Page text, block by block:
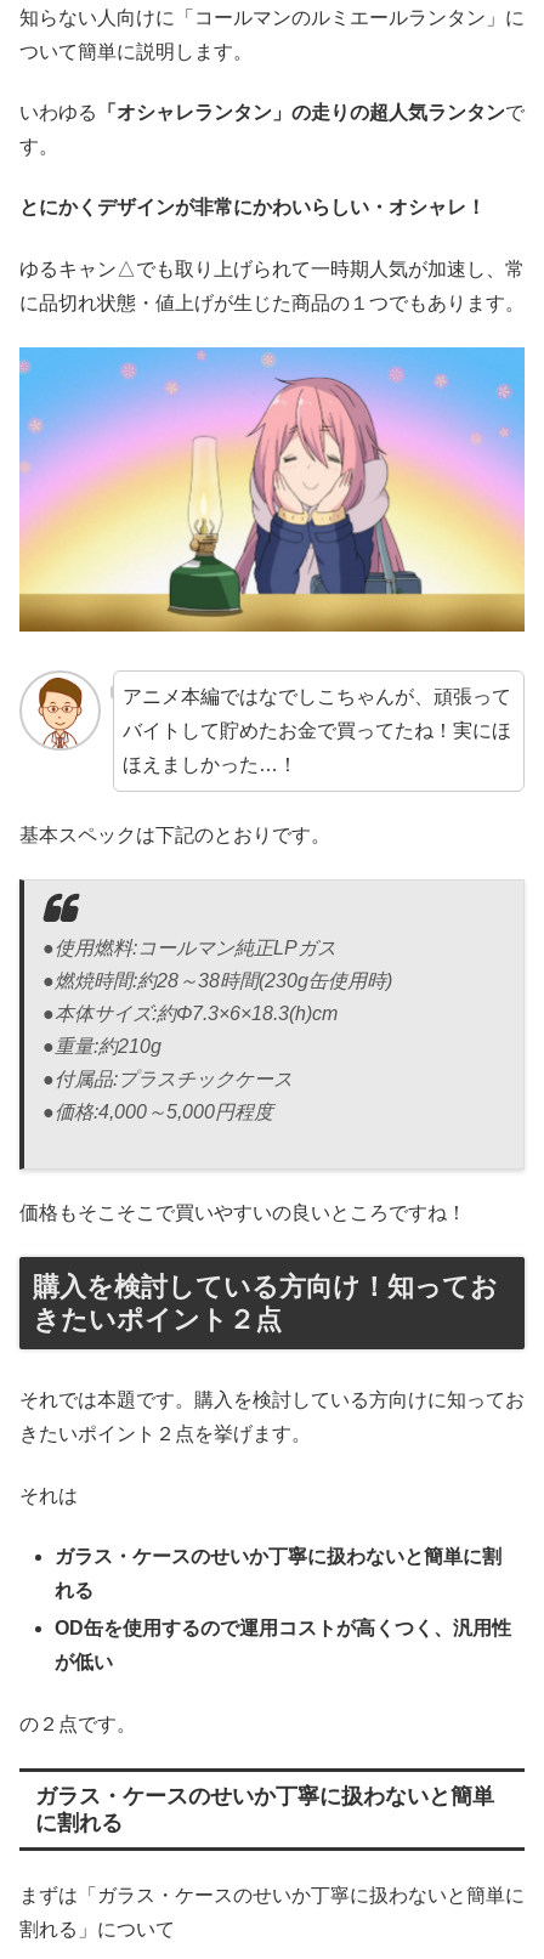
知らない人向けに「コールマンのルミエールランタン」に
ついて簡単に説明します。
いわゆる 「オシャレランタン」の走りの超人気ランタンで
す。
とにかくデザインが非常にかわいらしい・オシャレ！
ゆるキャン△でも取り上げられて一時期人気が加速し、常
に品切れ状態・値上げが生じた商品の１つでもあります。
アニメ本編ではなでしこちゃんが、頑張って
バイトして貯めたお金で買ってたね！実にほ
ほえましかった…！
基本スペックは下記のとおりです。
●使用燃料:コールマン純正LPガス
●燃焼時間:約28～38時間(230g缶使用時)
●本体サイズ:約Φ7.3×6×18.3(h)cm
●重量:約210g
●付属品:プラスチックケース
●価格:4,000～5,000円程度
価格もそこそこで買いやすいの良いところですね！
購入を検討している方向け！知ってお
きたいポイント２点
それでは本題です。購入を検討している方向けに知ってお
きたいポイント２点を挙げます。
それは
ガラス・ケースのせいか丁寧に扱わないと簡単に割
れる
OD缶を使用するので運用コストが高くつく、汎用性
が低い
の２点です。
ガラス・ケースのせいか丁寧に扱わないと簡単
に割れる
まずは「ガラス・ケースのせいか丁寧に扱わないと簡単に
割れる」について